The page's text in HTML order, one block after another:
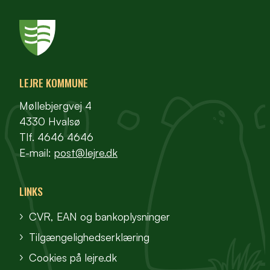
LEJRE KOMMUNE
Møllebjergvej 4
4330 Hvalsø
Tlf. 4646 4646
E-mail: post@lejre.dk
LINKS
CVR, EAN og bankoplysninger
Tilgængelighedserklæring
Cookies på lejre.dk